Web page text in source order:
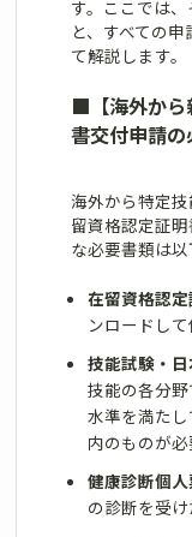
す。ここでは
と、すべての
て解説します。
■ 【海外か
書交付申請
海外から特定
留資格認定証
な必要書類は以
在留資格認
ンロードして
技能試験・
技能の各分
水準を満た
内のものが必
健康診断個人
の診断を受け